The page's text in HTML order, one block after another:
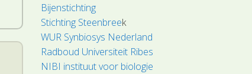
Bijenstichting
Stichting Steenbreek
WUR Synbiosys Nederland
Radboud Universiteit Ribes
NIBI instituut voor biologie